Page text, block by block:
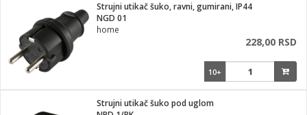
Strujni utikač šuko, ravni, gumirani, IP44
NGD 01
home
228,00 RSD
10+
Strujni utikač šuko pod uglom